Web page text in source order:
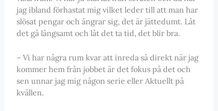
jag ibland förhastat mig vilket leder till att man har
slösat pengar och ångrar sig, det är jättedumt. Låt
det gå långsamt och låt det ta tid, det blir bra.
– Vi har några rum kvar att inreda så direkt när jag
kommer hem från jobbet är det fokus på det och
sen unnar jag mig någon serie eller Aktuellt på
kvällen.